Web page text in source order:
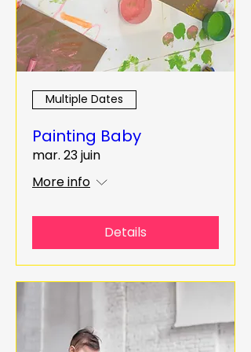
Multiple Dates
Painting Baby
mar. 23 juin
More info
Details